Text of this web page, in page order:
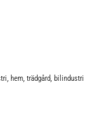
hem, trädgård, bilindustri